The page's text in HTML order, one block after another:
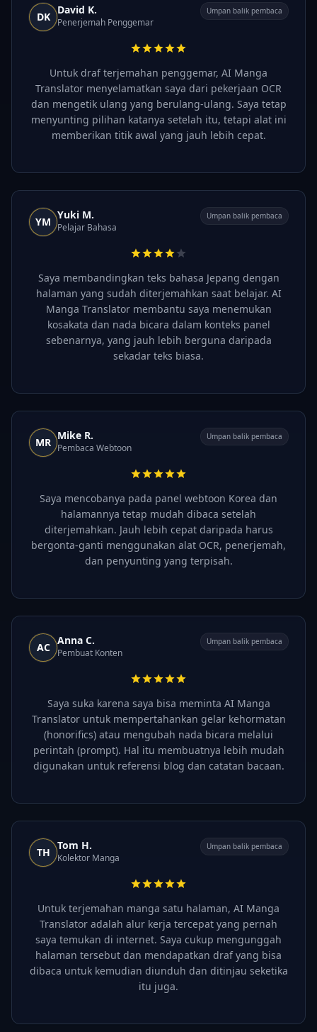
DK
David K.
Penerjemah Penggemar
Umpan balik pembaca
Untuk draf terjemahan penggemar, AI Manga
Translator menyelamatkan saya dari pekerjaan OCR
dan mengetik ulang yang berulang-ulang. Saya tetap
menyunting pilihan katanya setelah itu, tetapi alat ini
memberikan titik awal yang jauh lebih cepat.
YM
Yuki M.
Pelajar Bahasa
Umpan balik pembaca
Saya membandingkan teks bahasa Jepang dengan
halaman yang sudah diterjemahkan saat belajar. AI
Manga Translator membantu saya menemukan
kosakata dan nada bicara dalam konteks panel
sebenarnya, yang jauh lebih berguna daripada
sekadar teks biasa.
MR
Mike R.
Pembaca Webtoon
Umpan balik pembaca
Saya mencobanya pada panel webtoon Korea dan
halamannya tetap mudah dibaca setelah
diterjemahkan. Jauh lebih cepat daripada harus
bergonta-ganti menggunakan alat OCR, penerjemah,
dan penyunting yang terpisah.
AC
Anna C.
Pembuat Konten
Umpan balik pembaca
Saya suka karena saya bisa meminta AI Manga
Translator untuk mempertahankan gelar kehormatan
(honorifics) atau mengubah nada bicara melalui
perintah (prompt). Hal itu membuatnya lebih mudah
digunakan untuk referensi blog dan catatan bacaan.
TH
Tom H.
Kolektor Manga
Umpan balik pembaca
Untuk terjemahan manga satu halaman, AI Manga
Translator adalah alur kerja tercepat yang pernah
saya temukan di internet. Saya cukup mengunggah
halaman tersebut dan mendapatkan draf yang bisa
dibaca untuk kemudian diunduh dan ditinjau seketika
itu juga.